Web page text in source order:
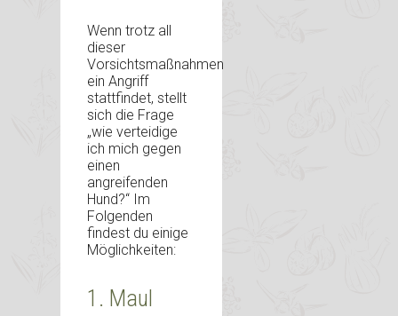
Wenn trotz all
dieser
Vorsichtsmaßnahmen
ein Angriff
stattfindet, stellt
sich die Frage
„wie verteidige
ich mich gegen
einen
angreifenden
Hund?“ Im
Folgenden
findest du einige
Möglichkeiten:
1. Maul